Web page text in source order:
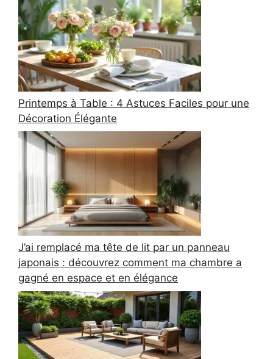
Printemps à Table : 4 Astuces Faciles pour une
Décoration Élégante
J’ai remplacé ma tête de lit par un panneau
japonais : découvrez comment ma chambre a
gagné en espace et en élégance